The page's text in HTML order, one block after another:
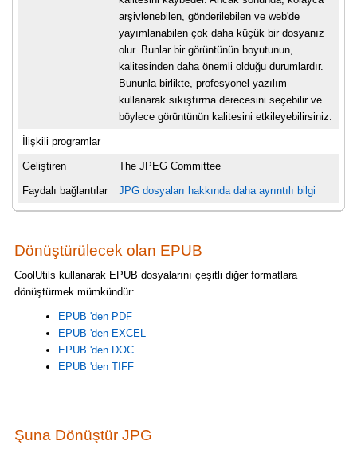
arşivlenebilen, gönderilebilen ve web'de
yayımlanabilen çok daha küçük bir dosyanız
olur. Bunlar bir görüntünün boyutunun,
kalitesinden daha önemli olduğu durumlardır.
Bununla birlikte, profesyonel yazılım
kullanarak sıkıştırma derecesini seçebilir ve
böylece görüntünün kalitesini etkileyebilirsiniz.
İlişkili programlar
Geliştiren The JPEG Committee
Faydalı bağlantılar JPG dosyaları hakkında daha ayrıntılı bilgi
Dönüştürülecek olan EPUB
CoolUtils kullanarak EPUB dosyalarını çeşitli diğer formatlara
dönüştürmek mümkündür:
EPUB 'den PDF
EPUB 'den EXCEL
EPUB 'den DOC
EPUB 'den TIFF
Şuna Dönüştür JPG